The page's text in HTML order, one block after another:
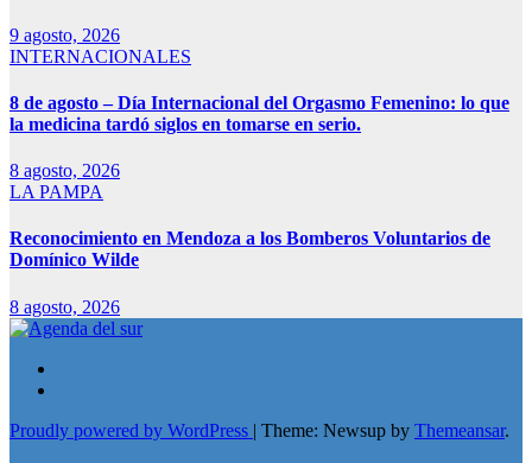
9 agosto, 2026
INTERNACIONALES
8 de agosto – Día Internacional del Orgasmo Femenino: lo que
la medicina tardó siglos en tomarse en serio.
8 agosto, 2026
LA PAMPA
Reconocimiento en Mendoza a los Bomberos Voluntarios de
Domínico Wilde
8 agosto, 2026
Proudly powered by WordPress | Theme: Newsup by Themeansar.